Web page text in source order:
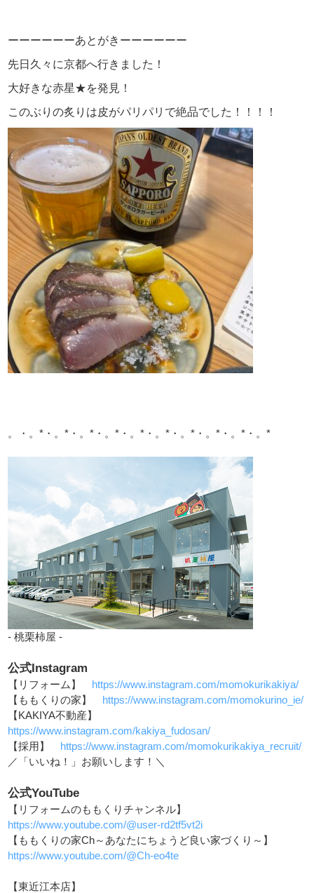
ーーーーーーあとがきーーーーーー
先日久々に京都へ行きました！
大好きな赤星★を発見！
このぶりの炙りは皮がパリパリで絶品でした！！！！
。・。*・。*・。*・。*・。*・。*・。*・。*・。*・。*
- 桃栗柿屋 -
公式Instagram
【リフォーム】
https://www.instagram.com/momokurikakiya/
【ももくりの家】
https://www.instagram.com/momokurino_ie/
【KAKIYA不動産】
https://www.instagram.com/kakiya_fudosan/
【採用】
https://www.instagram.com/momokurikakiya_recruit/
／「いいね！」お願いします！＼
公式YouTube
【リフォームのももくりチャンネル】
https://www.youtube.com/@user-rd2tf5vt2i
【ももくりの家Ch～あなたにちょうど良い家づくり～】
https://www.youtube.com/@Ch-eo4te
【東近江本店】